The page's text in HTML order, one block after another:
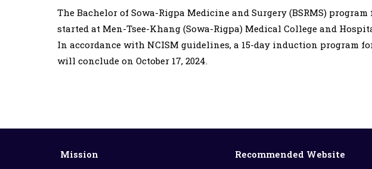
The Bachelor of Sowa-Rigpa Medicine and Surgery (BSRMS)
started at Men-Tsee-Khang (Sowa-Rigpa) Medical College and
In accordance with NCISM guidelines, a 15-day induction program
will conclude on October 17, 2024.
Mission Recommended Website